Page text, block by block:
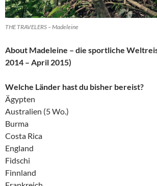
THE TRAVELERS – Madeleine
About Madeleine – die sportliche
2014 – April 2015)
Welche Länder hast du bisher bereist?
Ägypten
Australien (5 Wo.)
Burma
Costa Rica
England
Fidschi
Finnland